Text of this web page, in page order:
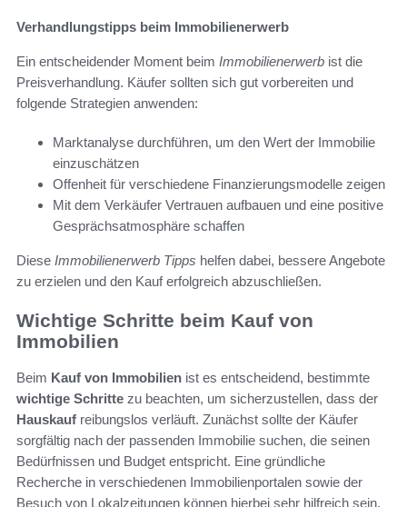
Verhandlungstipps beim Immobilienerwerb
Ein entscheidender Moment beim Immobilienerwerb ist die
Preisverhandlung. Käufer sollten sich gut vorbereiten und
folgende Strategien anwenden:
Marktanalyse durchführen, um den Wert der Immobilie
einzuschätzen
Offenheit für verschiedene Finanzierungsmodelle zeigen
Mit dem Verkäufer Vertrauen aufbauen und eine positive
Gesprächsatmosphäre schaffen
Diese Immobilienerwerb Tipps helfen dabei, bessere Angebote
zu erzielen und den Kauf erfolgreich abzuschließen.
Wichtige Schritte beim Kauf von
Immobilien
Beim Kauf von Immobilien ist es entscheidend, bestimmte
wichtige Schritte zu beachten, um sicherzustellen, dass der
Hauskauf reibungslos verläuft. Zunächst sollte der Käufer
sorgfältig nach der passenden Immobilie suchen, die seinen
Bedürfnissen und Budget entspricht. Eine gründliche
Recherche in verschiedenen Immobilienportalen sowie der
Besuch von Lokalzeitungen können hierbei sehr hilfreich sein.